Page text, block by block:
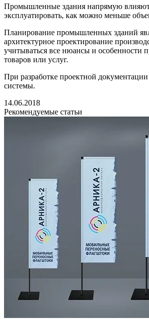
Промышленные здания напрямую влияют
эксплуатировать, как можно меньше
Планирование промышленных зданий
архитектурное проектирование
учитываться все нюансы и особенности
товаров или услуг.
При разработке проектной
системы.
14.06.2018
Рекомендуемые статьи